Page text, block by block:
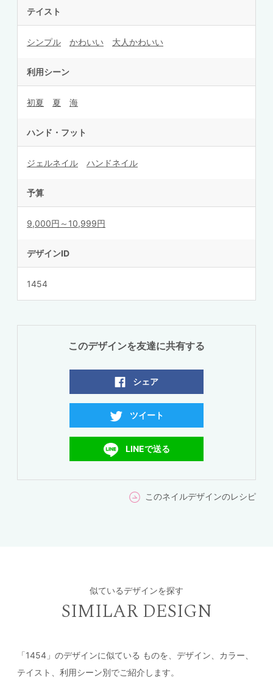
テイスト
シンプル かわいい 大人かわいい
利用シーン
初夏 夏 海
ハンド・フット
ジェルネイル ハンドネイル
予算
9,000円～10,999円
デザインID
1454
このデザインを友達に共有する
シェア
ツイート
LINEで送る
このネイルデザインのレシピ
似ているデザインを探す
SIMILAR DESIGN
「1454」のデザインに似ている ものを、デザイン、カラー、
テイスト、利用シーン別でご紹介します。